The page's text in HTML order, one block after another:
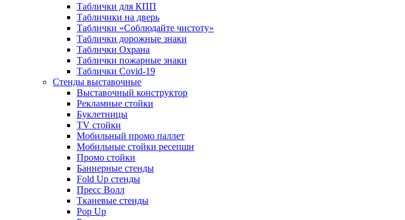
Таблички для КПП
Табличики на дверь
Таблички «Соблюдайте чистоту»
Таблички дорожные знаки
Таблички Охрана
Таблички пожарные знаки
Таблички Covid-19
Стенды выставочные
Выставочный конструктор
Рекламные стойки
Буклетницы
TV стойки
Мобильный промо паллет
Мобильные стойки ресепшн
Промо стойки
Баннерные стенды
Fold Up стенды
Пресс Волл
Тканевые стенды
Pop Up